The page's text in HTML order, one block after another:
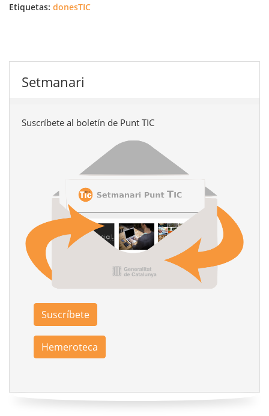
Etiquetas: donesTIC
Setmanari
Suscríbete al boletín de Punt TIC
Suscríbete
Hemeroteca